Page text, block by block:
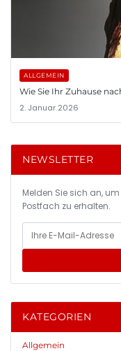
ALLGEMEIN
Wie Sie Ihr Zuhause
2. Januar 2026
NEWSLETTER
Melden Sie sich an,
Postfach zu erhalten.
KATEGORIEN
Allgemein